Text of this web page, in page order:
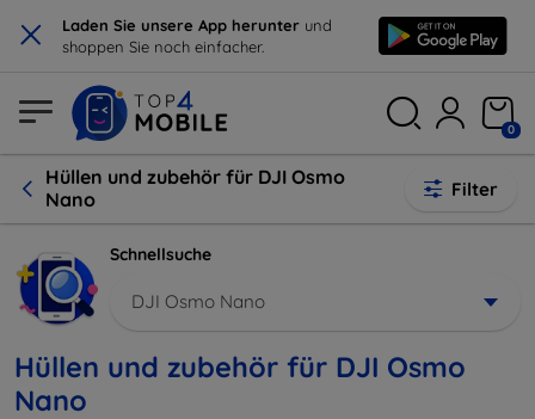
× Laden Sie unsere App herunter und
shoppen Sie noch einfacher.
0
Hüllen und zubehör für DJI Osmo
Nano
Filter
Schnellsuche
DJI Osmo Nano
Hüllen und zubehör für DJI Osmo
Nano